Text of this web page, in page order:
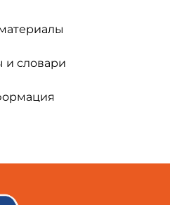
и словари